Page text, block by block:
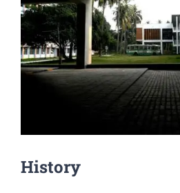
History